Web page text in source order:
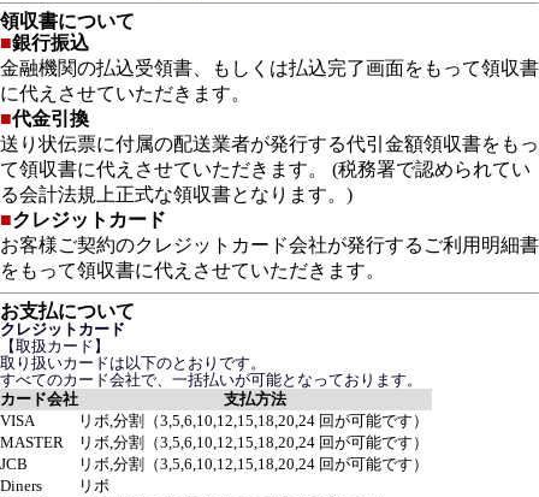
領収書について
■銀行振込
金融機関の払込受領書、もしくは払込完了画面をもって領収書
に代えさせていただきます。
■代金引換
送り状伝票に付属の配送業者が発行する代引金額領収書をもっ
て領収書に代えさせていただきます。 (税務署で認められてい
る会計法規上正式な領収書となります。)
■クレジットカード
お客様ご契約のクレジットカード会社が発行するご利用明細書
をもって領収書に代えさせていただきます。
お支払について
クレジットカード
【取扱カード】
取り扱いカードは以下のとおりです。
すべてのカード会社で、一括払いが可能となっております。
カード会社
支払方法
VISA
リボ,分割（3,5,6,10,12,15,18,20,24 回が可能です）
MASTER
リボ,分割（3,5,6,10,12,15,18,20,24 回が可能です）
JCB
リボ,分割（3,5,6,10,12,15,18,20,24 回が可能です）
Diners
リボ